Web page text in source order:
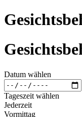
Datum wählen
Tageszeit wählen
Jederzeit
Vormittag